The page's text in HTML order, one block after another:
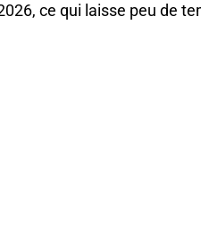
ce qui laisse peu de